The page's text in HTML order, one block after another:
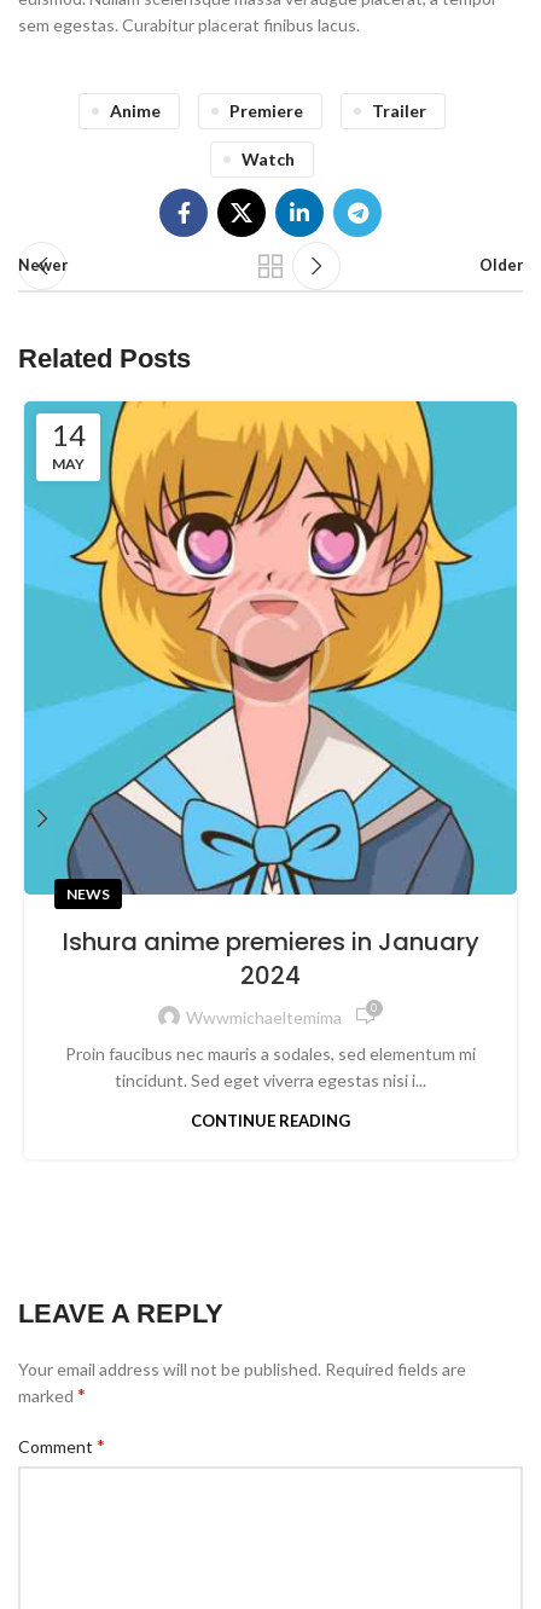
sem egestas. Curabitur placerat finibus lacus.
Anime Premiere Trailer
Watch
Newer Older
Related Posts
14
MAY
NEWS
Ishura anime premieres in January
2024
Wwwmichaeltemima 0
Proin faucibus nec mauris a sodales, sed elementum mi
tincidunt. Sed eget viverra egestas nisi i...
CONTINUE READING
LEAVE A REPLY
Your email address will not be published. Required fields are
marked *
Comment *